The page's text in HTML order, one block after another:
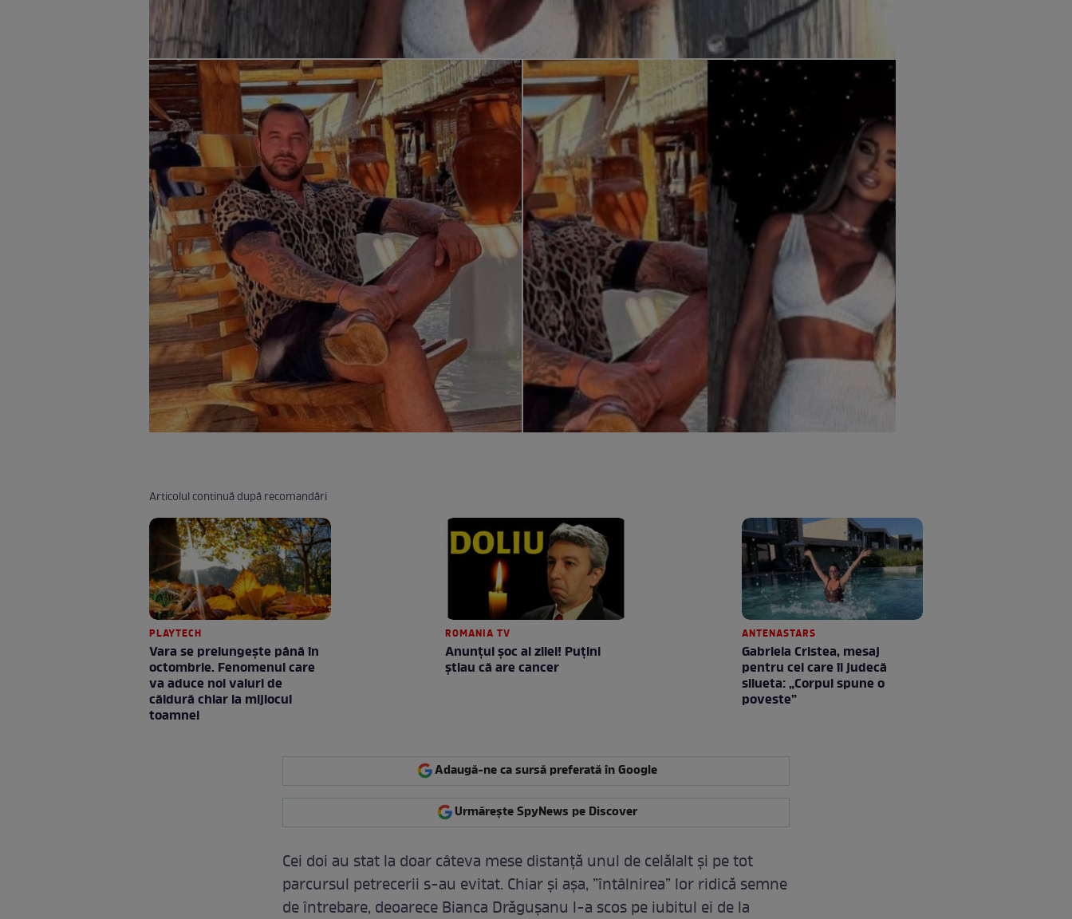
Articolul continuă după recomandări
PLAYTECH
Vara se prelungeşte până în
octombrie. Fenomenul care
va aduce noi valuri de
căldură chiar la mijlocul
toamnei
ROMANIA TV
Anunţul şoc al zilei! Puţini
ştiau că are cancer
ANTENASTARS
Gabriela Cristea, mesaj
pentru cei care îi judecă
silueta: „Corpul spune o
poveste”
Adaugă-ne ca sursă preferată în Google
Urmărește SpyNews pe Discover
Cei doi au stat la doar câteva mese distanță unul de celălalt și pe tot
parcursul petrecerii s-au evitat. Chiar și așa, ”întâlnirea” lor ridică semne
de întrebare, deoarece Bianca Drăgușanu l-a scos pe iubitul ei de la